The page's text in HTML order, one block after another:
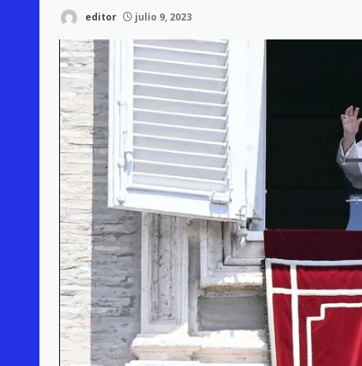
editor julio 9, 2023